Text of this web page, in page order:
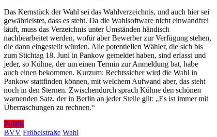
Das Kernstück der Wahl sei das Wahlverzeichnis, und auch hier sei
gewährleistet, dass es steht. Da die Wahlsoftware nicht einwandfrei
läuft, muss das Verzeichnis unter Umständen händisch
nachbearbeitet werden, wofür aber Bewerber zur Verfügung stehen,
die dann eingestellt würden. Alle potentiellen Wähler, die sich bis
zum Stichtag 18. Juni in Pankow gemeldet haben, sind erfasst und
jeder, so Kühne, der um einen Termin zur Anmeldung bat, habe
auch einen bekommen. Kurzum: Rechtssicher wird die Wahl in
Pankow stattfinden können, mit welchem Aufwand aber, das steht
noch in den Sternen. Zwischendurch sprach Kühne den schönen
warnenden Satz, der in Berlin an jeder Stelle gilt: „Es ist immer mit
Überraschungen zu rechnen.“
Politik
BVV Fröbelstraße Wahl